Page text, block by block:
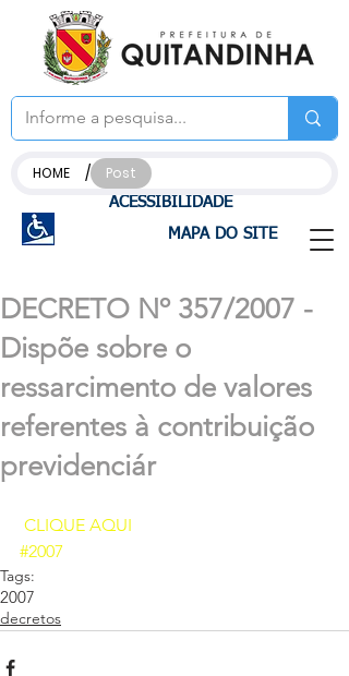
ACESSIBILIDADE
MAPA DO SITE
HOME / Post
DECRETO Nº 357/2007 -
Dispõe sobre o
ressarcimento de valores
referentes à contribuição
previdenciár
CLIQUE AQUI
#2007
Tags:
2007
decretos